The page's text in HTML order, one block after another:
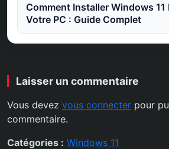
Comment Installer Windows 11
Votre PC : Guide Complet
Laisser un commentaire
Vous devez vous connecter pour
commentaire.
Catégories : Windows 11